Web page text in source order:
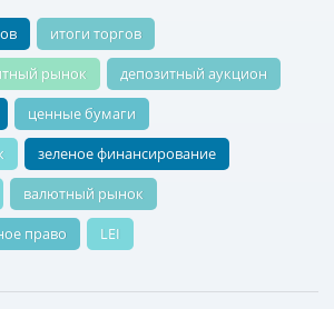
итоги торгов
рынок
депозитный аукцион
ценные бумаги
зеленое финансирование
валютный рынок
право
LEI